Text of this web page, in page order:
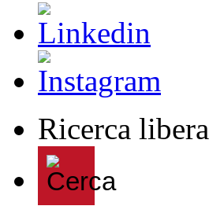
Ricerca libera